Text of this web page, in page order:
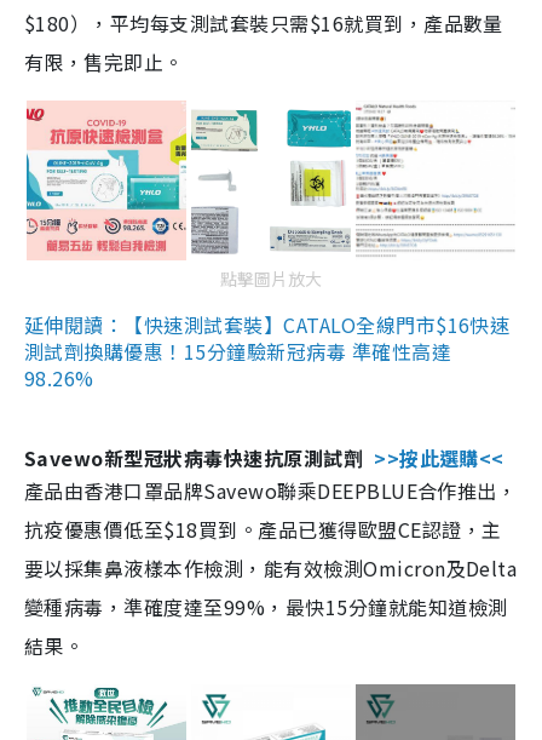
$180），平均每支測試套裝只需$16就買到，產品數量
有限，售完即止。
點擊圖片放大
延伸閱讀：【快速測試套裝】CATALO全線門市$16快速
測試劑換購優惠！15分鐘驗新冠病毒 準確性高達
98.26%
Savewo新型冠狀病毒快速抗原測試劑 >>按此選購<<
產品由香港口罩品牌Savewo聯乘DEEPBLUE合作推出，
抗疫優惠價低至$18買到。產品已獲得歐盟CE認證，主
要以採集鼻液樣本作檢測，能有效檢測Omicron及Delta
變種病毒，準確度達至99%，最快15分鐘就能知道檢測
結果。